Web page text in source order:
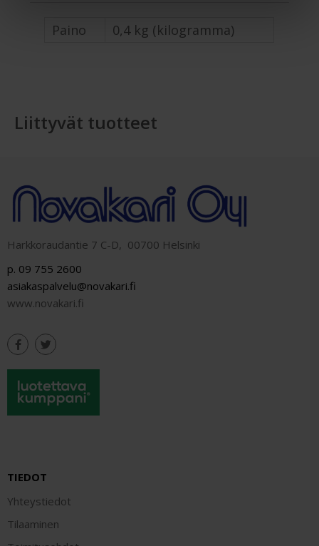
Paino 0,4 kg (kilogramma)
Liittyvät tuotteet
Harkkoraudantie 7 C-D, 00700 Helsinki
p. 09 755 2600
asiakaspalvelu@novakari.fi
www.novakari.fi
TIEDOT
Yhteystiedot
Tilaaminen